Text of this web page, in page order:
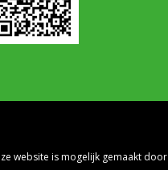
website is mogelijk gemaakt door